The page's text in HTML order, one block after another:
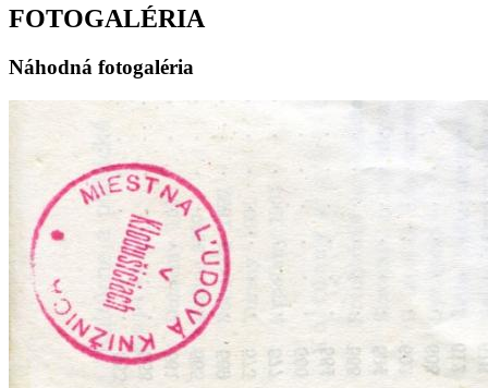
FOTOGALÉRIA
Náhodná fotogaléria